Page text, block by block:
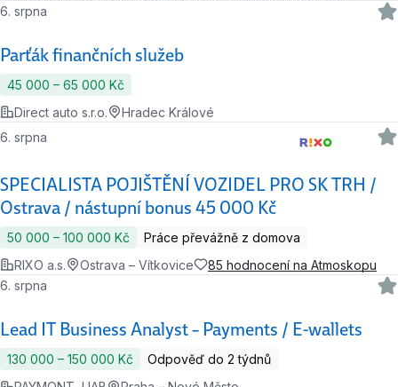
Parťák finančních služeb
6. srpna
45 000 ‍–‍ 65 000 Kč
Direct auto s.r.o.
Hradec Králové
SPECIALISTA POJIŠTĚNÍ VOZIDEL PRO SK TRH /
Ostrava / nástupní bonus 45 000 Kč
6. srpna
50 000 ‍–‍ 100 000 Kč
Práce převážně z domova
RIXO a.s.
Ostrava – Vítkovice 85 hodnocení na Atmoskopu
Lead IT Business Analyst – Payments / E-wallets
6. srpna
130 000 ‍–‍ 150 000 Kč
Odpověď do 2 týdnů